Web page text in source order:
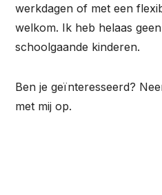
werkdagen of met een
welkom. Ik heb helaas
schoolgaande kinderen.
Ben je geïnteresseerd?
met mij op.